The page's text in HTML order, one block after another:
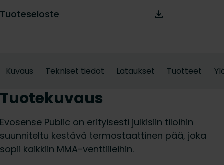
Tuoteseloste
Kuvaus Tekniset tiedot Lataukset Tuotteet
Tuotekuvaus
Evosense Public on erityisesti julkisiin tiloihin
suunniteltu kestävä termostaattinen pää, joka
sopii kaikkiin MMA-venttiileihin.